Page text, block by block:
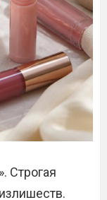
Строгая